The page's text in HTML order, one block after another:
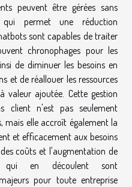
peuvent être gérées sans
permet une réduction
sont capables de traiter
chronophages pour les
de diminuer les besoins en
et de réallouer les ressources
valeur ajoutée. Cette gestion
client n'est pas seulement
mais elle accroît également la
et efficacement aux besoins
coûts et l'augmentation de
qui en découlent sont
pour toute entreprise